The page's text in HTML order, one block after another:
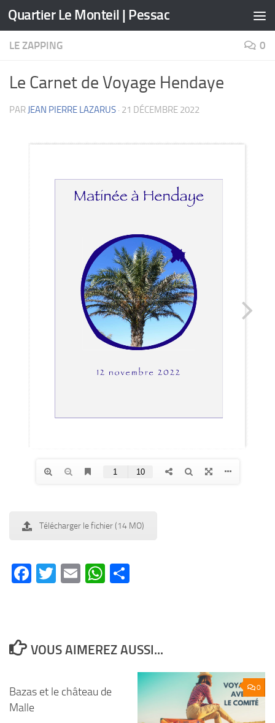
Skip to content
Quartier Le Monteil | Pessac
LE ZAPPING 0
Le Carnet de Voyage Hendaye
PAR JEAN PIERRE LAZARUS · 21 DÉCEMBRE 2022
Télécharger le fichier (14 MO)
Facebook
Twitter
EmailWhatsApp
VOUS AIMEREZ AUSSI...
Bazas et le château de
Malle
0